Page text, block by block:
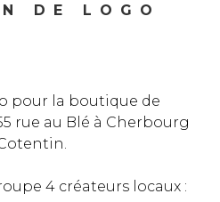
DE LOGO
pour la boutique de
rue au Blé à Cherbourg
4 créateurs locaux :